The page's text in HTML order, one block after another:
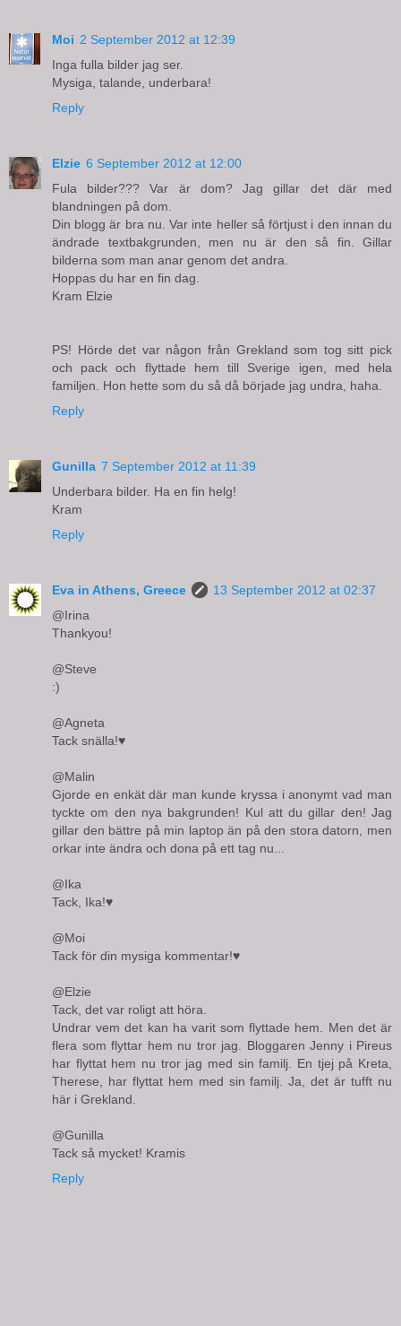
Moi 2 September 2012 at 12:39
Inga fulla bilder jag ser.
Mysiga, talande, underbara!
Reply
Elzie 6 September 2012 at 12:00
Fula bilder??? Var är dom? Jag gillar det där med
blandningen på dom.
Din blogg är bra nu. Var inte heller så förtjust i den innan du
ändrade textbakgrunden, men nu är den så fin. Gillar
bilderna som man anar genom det andra.
Hoppas du har en fin dag.
Kram Elzie
PS! Hörde det var någon från Grekland som tog sitt pick
och pack och flyttade hem till Sverige igen, med hela
familjen. Hon hette som du så då började jag undra, haha.
Reply
Gunilla 7 September 2012 at 11:39
Underbara bilder. Ha en fin helg!
Kram
Reply
Eva in Athens, Greece
13 September 2012 at 02:37
@Irina
Thankyou!
@Steve
:)
@Agneta
Tack snälla!♥
@Malin
Gjorde en enkät där man kunde kryssa i anonymt vad man
tyckte om den nya bakgrunden! Kul att du gillar den! Jag
gillar den bättre på min laptop än på den stora datorn, men
orkar inte ändra och dona på ett tag nu...
@Ika
Tack, Ika!♥
@Moi
Tack för din mysiga kommentar!♥
@Elzie
Tack, det var roligt att höra.
Undrar vem det kan ha varit som flyttade hem. Men det är
flera som flyttar hem nu tror jag. Bloggaren Jenny i Pireus
har flyttat hem nu tror jag med sin familj. En tjej på Kreta,
Therese, har flyttat hem med sin familj. Ja, det är tufft nu
här i Grekland.
@Gunilla
Tack så mycket! Kramis
Reply